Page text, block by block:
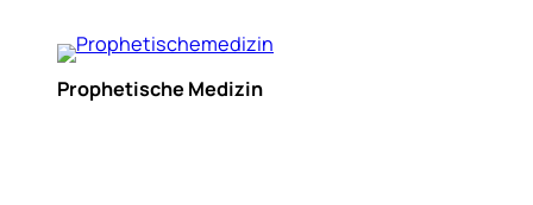
Inhalt
springenProphetische Medizin